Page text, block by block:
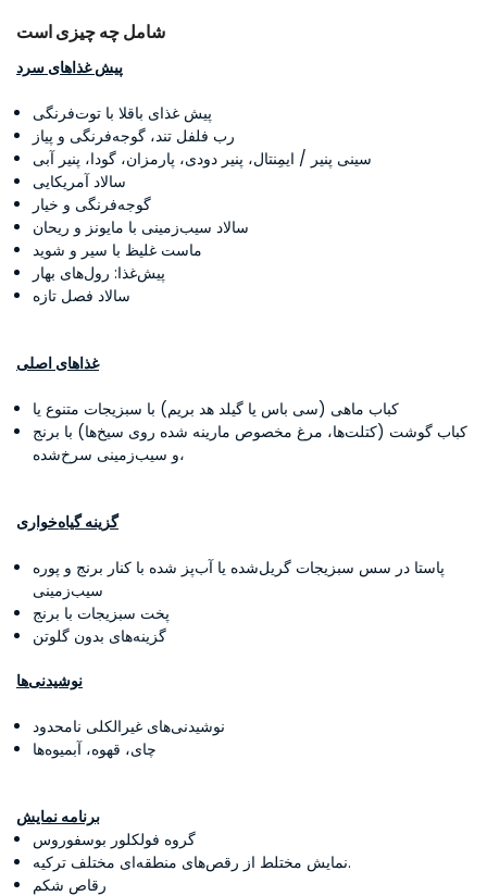
شامل چه چیزی است
پیش غذاهای سرد
پیش غذای باقلا با توت‌فرنگی
رب فلفل تند، گوجه‌فرنگی و پیاز
سینی پنیر / ایمِنتال، پنیر دودی، پارمزان، گودا، پنیر آبی
سالاد آمریکایی
گوجه‌فرنگی و خیار
سالاد سیب‌زمینی با مایونز و ریحان
ماست غلیظ با سیر و شوید
پیش‌غذا: رول‌های بهار
سالاد فصل تازه
غذاهای اصلی
کباب ماهی (سی باس یا گیلد هد بریم) با سبزیجات متنوع یا
کباب گوشت (کتلت‌ها، مرغ مخصوص مارینه شده روی سیخ‌ها) با برنج
و سیب‌زمینی سرخ‌شده،
گزینه گیاه‌خواری
پاستا در سس سبزیجات گریل‌شده یا آب‌پز شده با کنار برنج و پوره
سیب‌زمینی
پخت سبزیجات با برنج
نوشیدنی‌ها
چای، قهوه، آبمیوه‌ها
برنامه نمایش
نمایش مختلط از رقص‌های منطقه‌ای مختلف ترکیه.